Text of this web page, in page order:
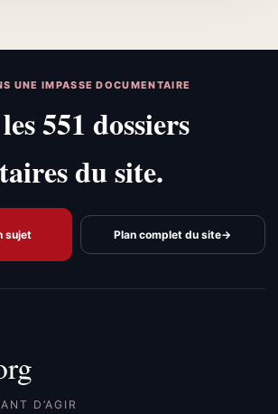
UNE IMPASSE DOCUMENTAIRE
551 dossiers
du site.
sujet Plan complet du site→
D’AGIR